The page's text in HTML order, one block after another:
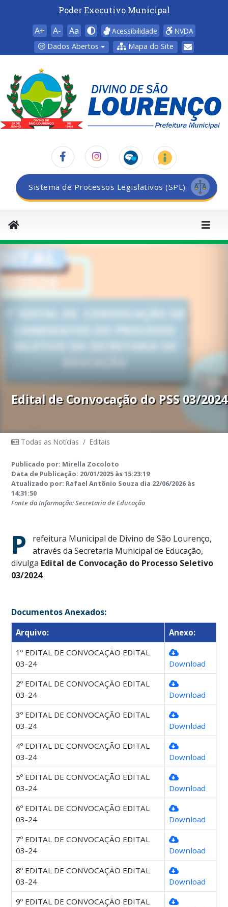
Poder Executivo Municipal
A+ A- Aa Acessibilidade
NVDA
Dados Abertos
Mapa do Site
Sistema de Processos Legislativos (SPL)
Edital de Convocação do PSS 03/2024
Todas as Notícias / Editais
Publicado por: Mirella Zocoloto
Data de Publicação: 20/01/2025 às 15:23:19
Atualizado por: Rafael Antônio Souza dia 22/06/2026 às
14:31:50
Fonte da Informação: Secretaria de Educação
P
refeitura Municipal de Divino de São Lourenço,
através da Secretaria Municipal de Educação,
divulga Edital de Convocação do Processo Seletivo
03/2024.
Documentos Anexados:
Arquivo:
Anexo:
1º EDITAL DE CONVOCAÇÃO EDITAL
03-24
Download
2º EDITAL DE CONVOCAÇÃO EDITAL
03-24
Download
3º EDITAL DE CONVOCAÇÃO EDITAL
03-24
Download
4º EDITAL DE CONVOCAÇÃO EDITAL
03-24
Download
5º EDITAL DE CONVOCAÇÃO EDITAL
03-24
Download
6º EDITAL DE CONVOCAÇÃO EDITAL
03-24
Download
7º EDITAL DE CONVOCAÇÃO EDITAL
03-24
Download
8º EDITAL DE CONVOCAÇÃO EDITAL
03-24
Download
9º EDITAL DE CONVOCAÇÃO EDITAL